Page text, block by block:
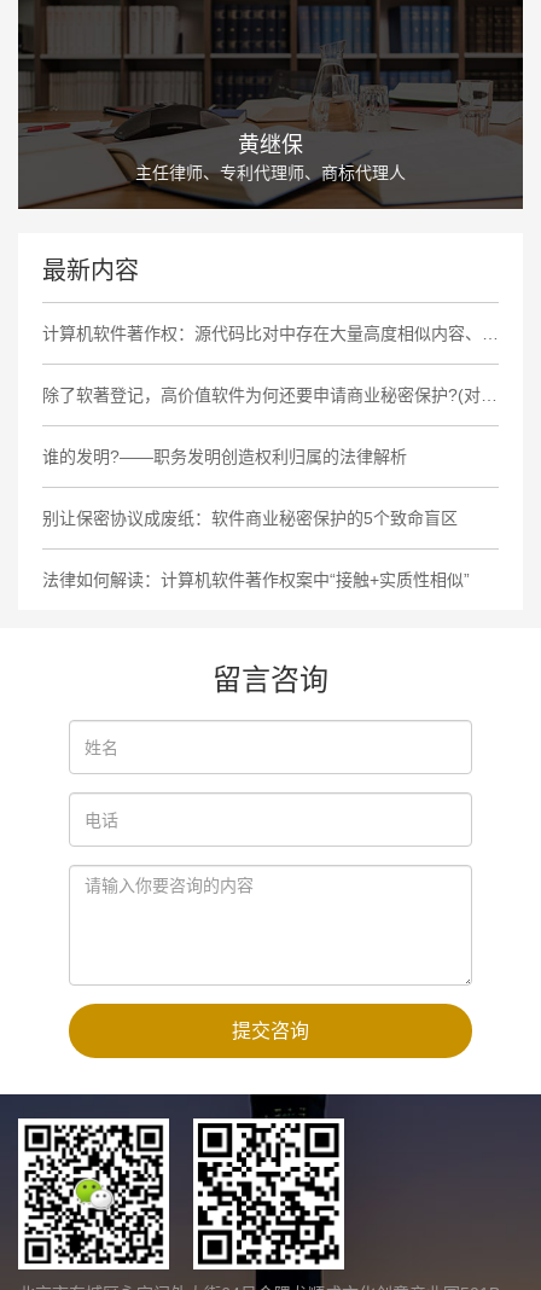
黄继保
主任律师、专利代理师、商标代理人
最新内容
谁的发明?——职务发明创造权利归属的法律解析
别让保密协议成废纸：软件商业秘密保护的5个致命盲区
法律如何解读：计算机软件著作权案中“接触+实质性相似”
留言咨询